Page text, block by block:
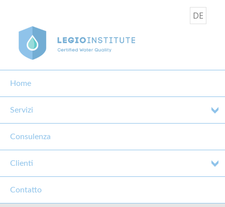
DE
Home
Servizi
Consulenza
Clienti
Contatto
L'IGIENE DELL’ACQUA
PORTABILE - APA
15 Maggio 2015